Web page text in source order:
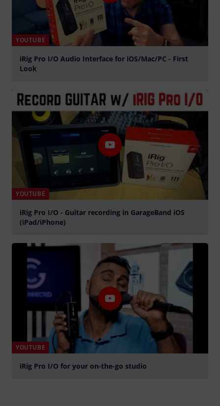
YOUTUBE
iRig Pro I/O Audio Interface for iOS/Mac/PC - First
Look
YOUTUBE
iRig Pro I/O - Guitar recording in GarageBand iOS
(iPad/iPhone)
YOUTUBE
iRig Pro I/O for your on-the-go studio